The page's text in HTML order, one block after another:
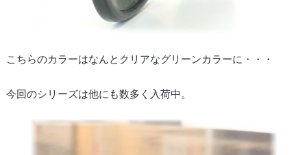
こちらのカラーはなんとクリアなグリーンカラーに・・・
今回のシリーズは他にも数多く入荷中。